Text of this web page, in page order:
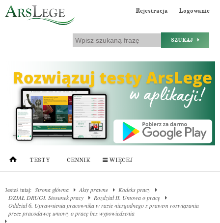
Rejestracja Logowanie
SZUKAJ
TESTY CENNIK WIĘCEJ
Jesteś tutaj: Strona główna Akty prawne
Kodeks pracy
DZIAŁ DRUGI. Stosunek pracy
Rozdział II. Umowa o pracę
Oddział 6. Uprawnienia pracownika w razie niezgodnego z prawem rozwiązania
przez pracodawcę umowy o pracę bez wypowiedzenia